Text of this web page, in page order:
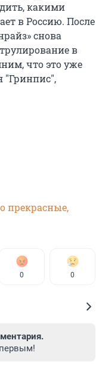
какими
в Россию. После
снова
в
что это уже
"Гринпис",
прекрасные,
0 0